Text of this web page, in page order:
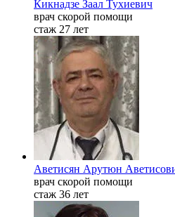
Кикнадзе Заал Тухиевич
врач скорой помощи
стаж 27 лет
Аветисян Арутюн
врач скорой помощи
стаж 36 лет